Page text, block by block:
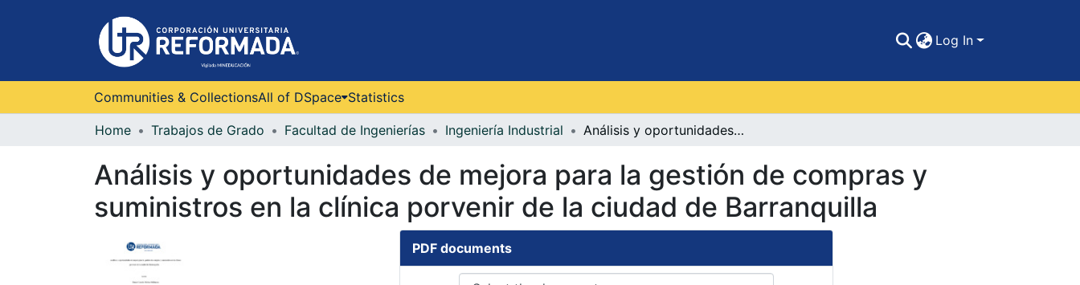
Log In
Communities & CollectionsAll of DSpace Statistics
Home Trabajos de Grado Facultad de Ingenierías Ingeniería Industrial Análisis y oportunidades de mejora para la gestión de compras y suministros en la clínica porvenir de la ciudad de Barranquilla
Análisis y oportunidades de mejora para la gestión de compras y
suministros en la clínica porvenir de la ciudad de Barranquilla
PDF documents